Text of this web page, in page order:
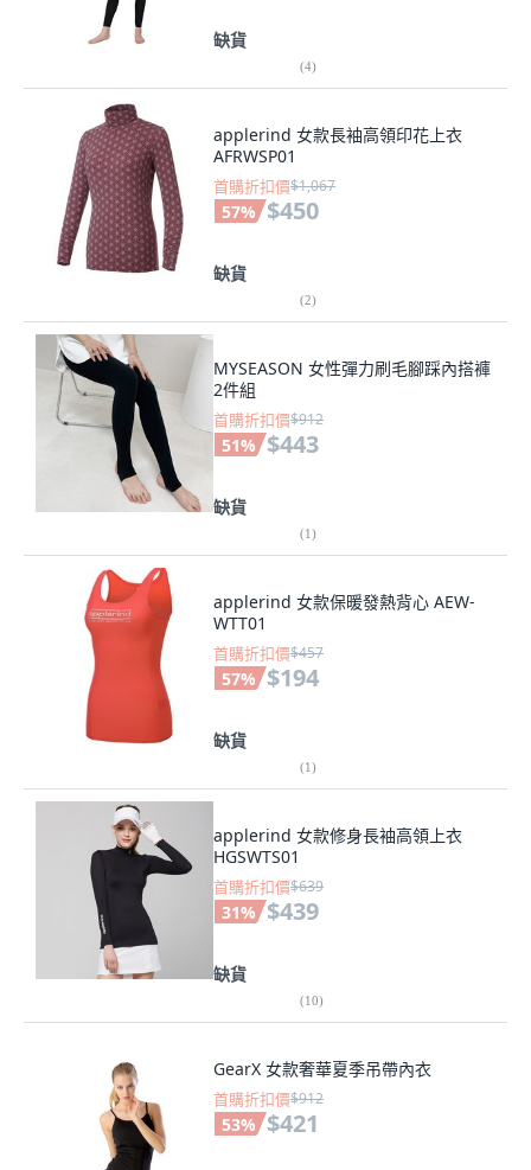
缺貨
(4)
applerind 女款長袖高領印花上衣
AFRWSP01
首購折扣價$1,067
57% $450
缺貨
(2)
MYSEASON 女性彈力刷毛腳踩內搭褲
2件組
首購折扣價$912
51% $443
缺貨
(1)
applerind 女款保暖發熱背心 AEW-
WTT01
首購折扣價$457
57% $194
缺貨
(1)
applerind 女款修身長袖高領上衣
HGSWTS01
首購折扣價$639
31% $439
缺貨
(10)
GearX 女款奢華夏季吊帶內衣
首購折扣價$912
53% $421